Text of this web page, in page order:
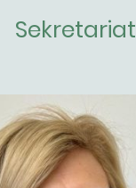
Sekretariat